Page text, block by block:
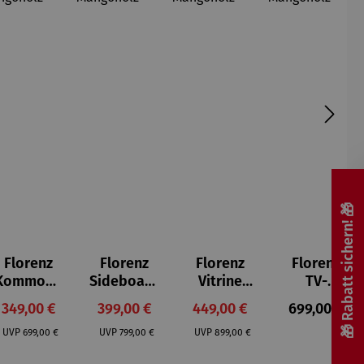
Florenz
aus
Mangohol
z
Verkaufspreis:
349,00 €
UVP Regulärer Preis:
699,00 €
Florenz
Sideboard
aus
Mangohol
z
Verkaufspreis:
399,00 €
UVP Regulärer Preis:
799,00 €
Florenz
Vitrine
aus
Mangohol
z
Verkaufspreis:
449,00 €
UVP Regulärer Preis:
899,00 €
Florenz
TV-
Kommode
aus
Mangohol
Regulärer
699,00 €🎁 Rabatt sichern! 🎁